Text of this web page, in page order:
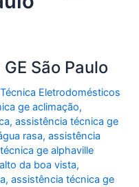
São Paulo
Eletrodomésticos
ge aclimação,
,assistência técnica ge
rasa,assistência
ge alphaville
da boa vista,
,assistência técnica ge